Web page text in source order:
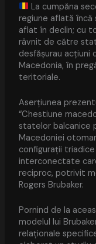
La cumpăna
regiune aflată încă
aflat în declin; cu
râvnit de către
desfășurau acțiuni
Macedonia, în
teritoriale.
Aserțiunea
“Chestiune
statelor balcanice
Macedoniei
configurații
interconectate
reciproc, potrivit
Rogers Brubaker.
Pornind de la
modelul lui
relaționale